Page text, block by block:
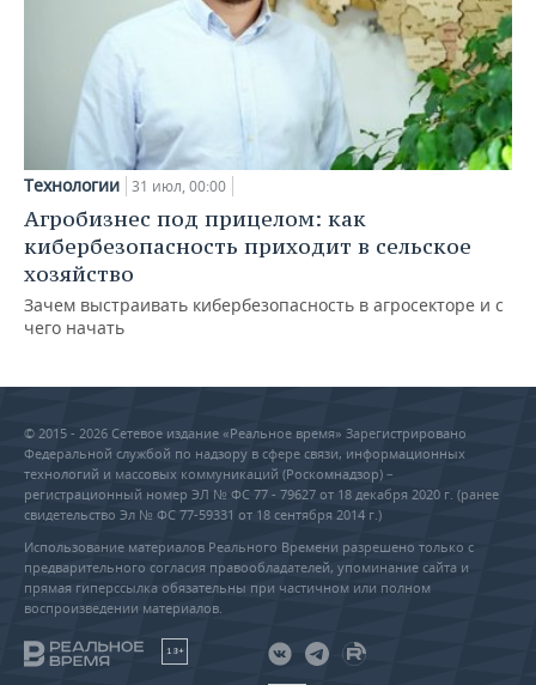
Технологии 31 июл, 00:00
Агробизнес под прицелом: как
кибербезопасность приходит в сельское
хозяйство
Зачем выстраивать кибербезопасность в агросекторе и с
чего начать
© 2015 - 2026 Сетевое издание «Реальное время» Зарегистрировано
Федеральной службой по надзору в сфере связи, информационных
технологий и массовых коммуникаций (Роскомнадзор) –
регистрационный номер ЭЛ № ФС 77 - 79627 от 18 декабря 2020 г. (ранее
свидетельство Эл № ФС 77-59331 от 18 сентября 2014 г.)
Использование материалов Реального Времени разрешено только с
предварительного согласия правообладателей, упоминание сайта и
прямая гиперссылка обязательны при частичном или полном
воспроизведении материалов.
18+